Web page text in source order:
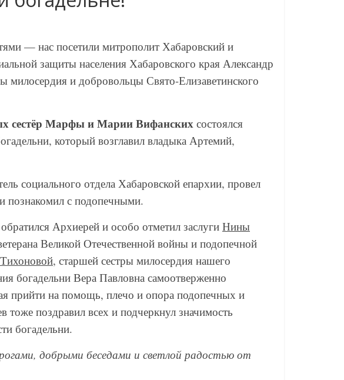
— нас посетили митрополит Хабаровский и
защиты населения Хабаровского края Александр
милосердия и добровольцы Свято-Елизаветинского
сестёр Марфы и Марии Вифанских состоялся
который возглавил владыка Артемий,
социального отдела Хабаровской епархии, провел
познакомил с подопечными.
обратился Архиерей и особо отметил заслуги Нины
Великой Отечественной войны и подопечной
, старшей сестры милосердия нашего
богадельни Вера Павловна самоотверженно
прийти на помощь, плечо и опора подопечных и
тоже поздравил всех и подчеркнул значимость
богадельни.
добрыми беседами и светлой радостью от